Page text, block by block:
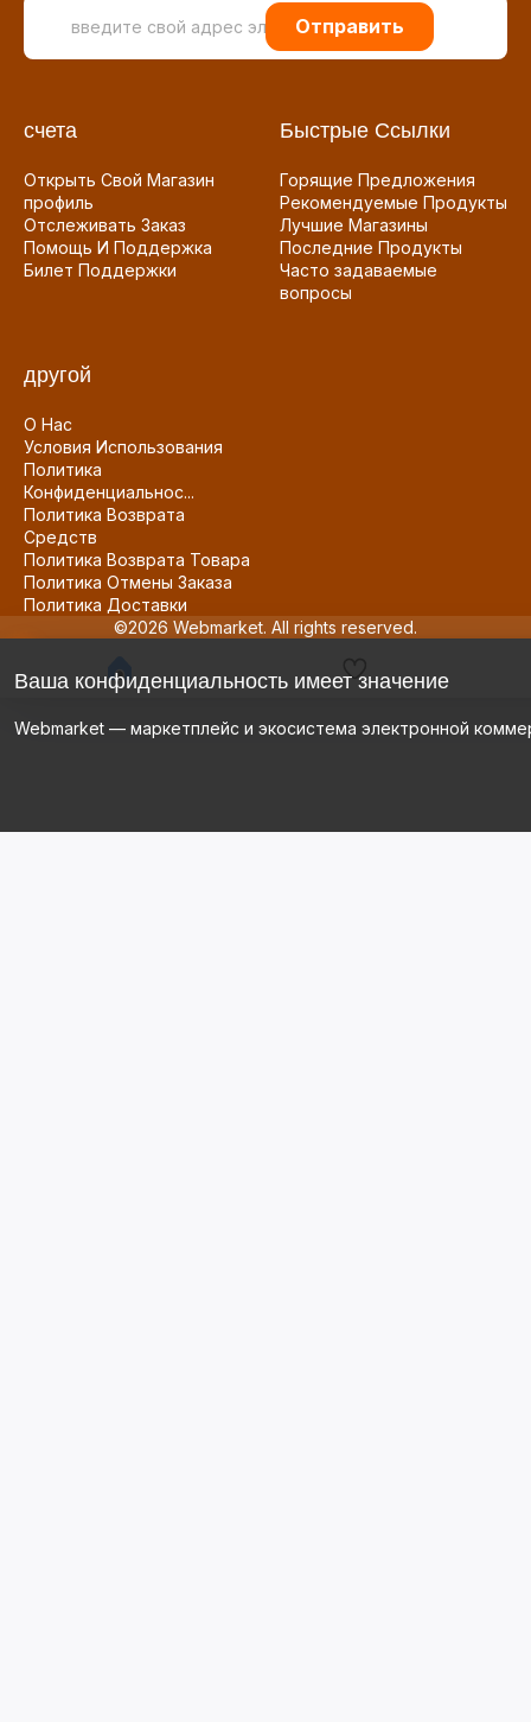
Отправить
счета
Открыть Свой Магазин
профиль
Отслеживать Заказ
Помощь И Поддержка
Билет Поддержки
Быстрые Ссылки
Горящие Предложения
Рекомендуемые Продукты
Лучшие Магазины
Последние Продукты
Часто задаваемые
вопросы
другой
О Нас
Условия Использования
Политика
Конфиденциальнос...
Политика Возврата
Средств
Политика Возврата Товара
Политика Отмены Заказа
Политика Доставки
©2026 Webmarket. All rights reserved.
Ваша конфиденциальность имеет значение
Webmarket — маркетплейс и экосистема электронной